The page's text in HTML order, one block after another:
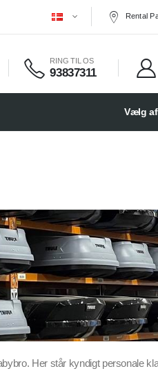
Rental
RING TIL OS
93837311
Vælg
Her står kyndigt personale